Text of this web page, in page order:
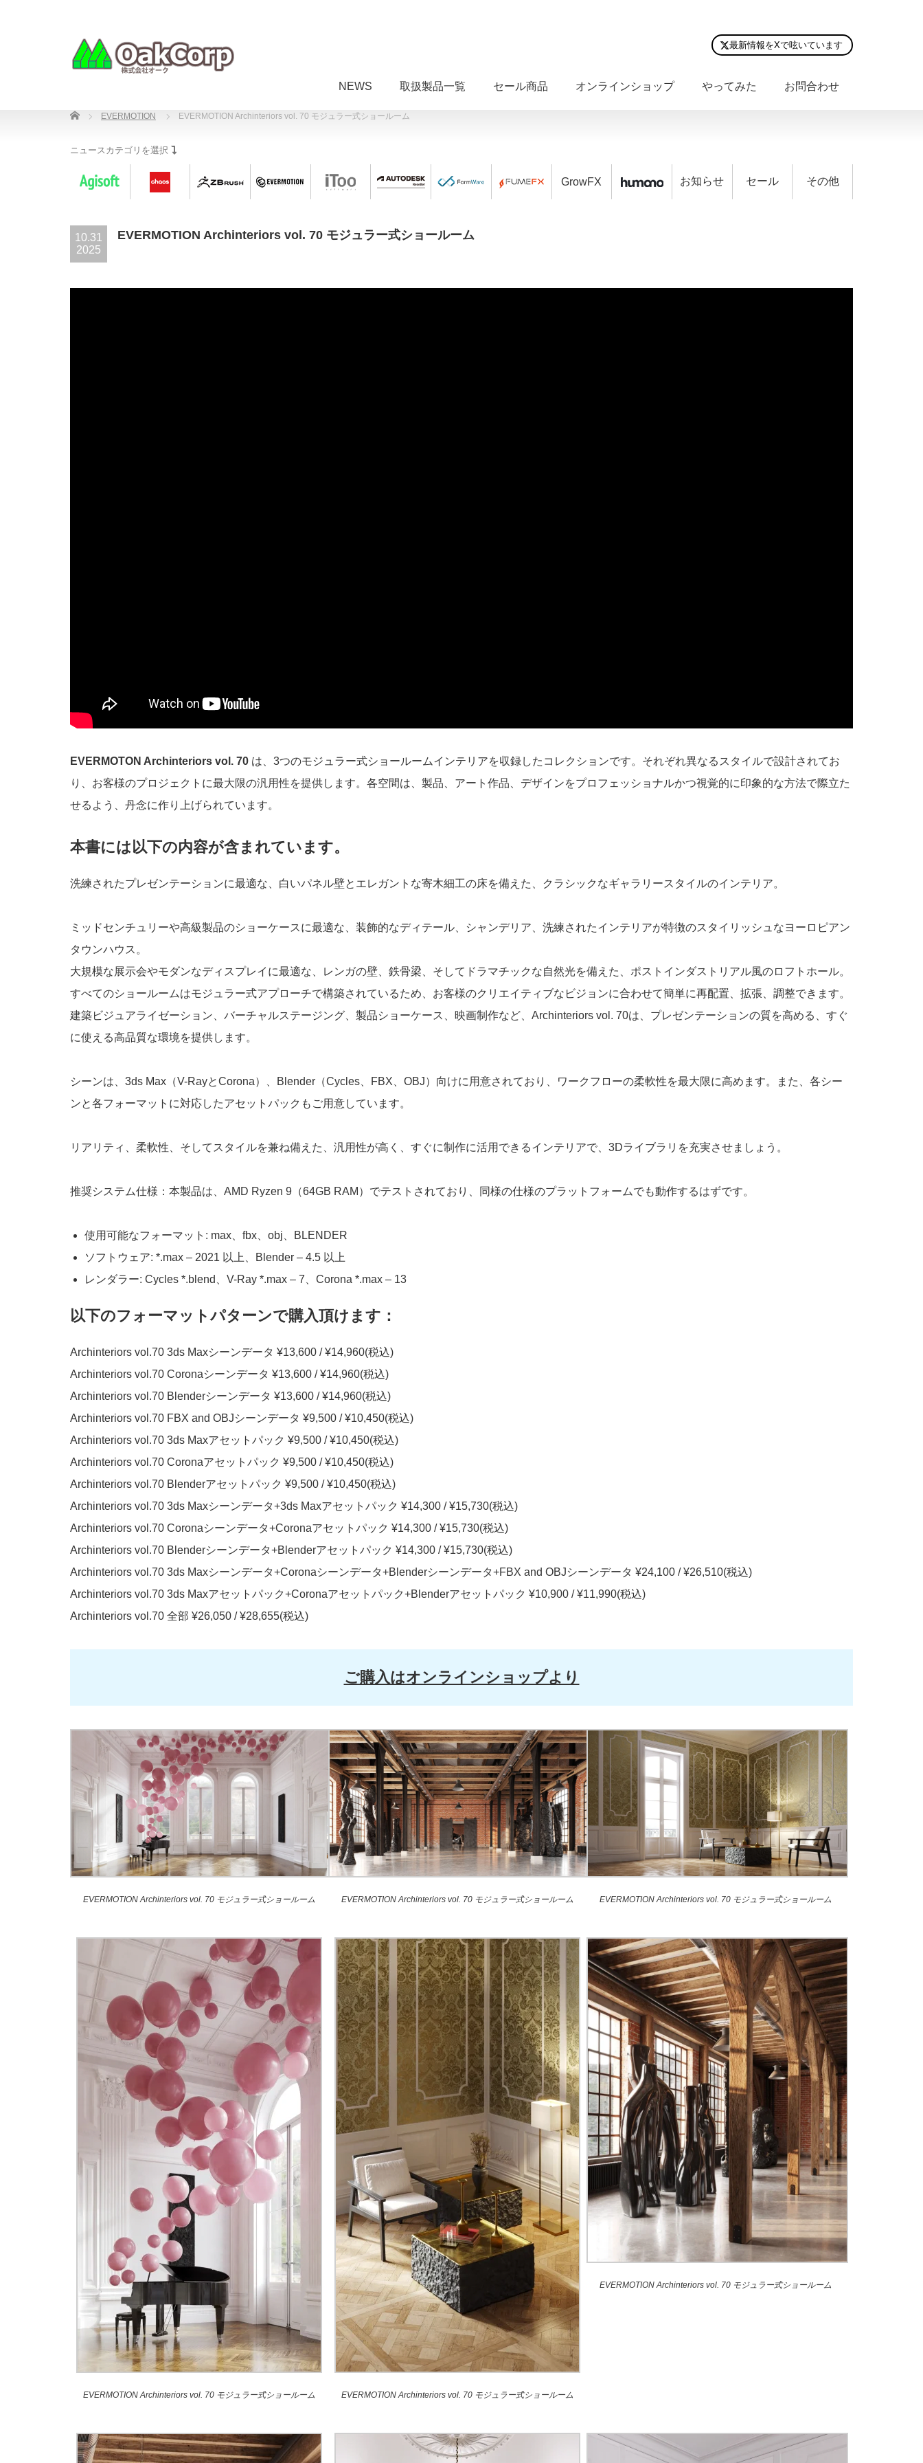
最新情報をXで呟いています
NEWS 取扱製品一覧 セール商品 オンラインショップ やってみた お問合わせ
Home EVERMOTION EVERMOTION Archinteriors vol. 70 モジュラー式ショールーム
ニュースカテゴリを選択
GrowFX お知らせ セール その他
10.31
2025
EVERMOTION Archinteriors vol. 70 モジュラー式ショールーム
EVERMOTON Archinteriors vol. 70 は、3つのモジュラー式ショールームインテリアを収録したコレクションです。それぞれ異なるスタイルで設計されてお
り、お客様のプロジェクトに最大限の汎用性を提供します。各空間は、製品、アート作品、デザインをプロフェッショナルかつ視覚的に印象的な方法で際立た
せるよう、丹念に作り上げられています。
本書には以下の内容が含まれています。
洗練されたプレゼンテーションに最適な、白いパネル壁とエレガントな寄木細工の床を備えた、クラシックなギャラリースタイルのインテリア。
ミッドセンチュリーや高級製品のショーケースに最適な、装飾的なディテール、シャンデリア、洗練されたインテリアが特徴のスタイリッシュなヨーロピアン
タウンハウス。
大規模な展示会やモダンなディスプレイに最適な、レンガの壁、鉄骨梁、そしてドラマチックな自然光を備えた、ポストインダストリアル風のロフトホール。
すべてのショールームはモジュラー式アプローチで構築されているため、お客様のクリエイティブなビジョンに合わせて簡単に再配置、拡張、調整できます。
建築ビジュアライゼーション、バーチャルステージング、製品ショーケース、映画制作など、Archinteriors vol. 70は、プレゼンテーションの質を高める、すぐ
に使える高品質な環境を提供します。
シーンは、3ds Max（V-RayとCorona）、Blender（Cycles、FBX、OBJ）向けに用意されており、ワークフローの柔軟性を最大限に高めます。また、各シー
ンと各フォーマットに対応したアセットパックもご用意しています。
リアリティ、柔軟性、そしてスタイルを兼ね備えた、汎用性が高く、すぐに制作に活用できるインテリアで、3Dライブラリを充実させましょう。
推奨システム仕様：本製品は、AMD Ryzen 9（64GB RAM）でテストされており、同様の仕様のプラットフォームでも動作するはずです。
使用可能なフォーマット: max、fbx、obj、BLENDER
ソフトウェア: *.max – 2021 以上、Blender – 4.5 以上
レンダラー: Cycles *.blend、V-Ray *.max – 7、Corona *.max – 13
以下のフォーマットパターンで購入頂けます：
Archinteriors vol.70 3ds Maxシーンデータ ¥13,600 / ¥14,960(税込)
Archinteriors vol.70 Coronaシーンデータ ¥13,600 / ¥14,960(税込)
Archinteriors vol.70 Blenderシーンデータ ¥13,600 / ¥14,960(税込)
Archinteriors vol.70 FBX and OBJシーンデータ ¥9,500 / ¥10,450(税込)
Archinteriors vol.70 3ds Maxアセットパック ¥9,500 / ¥10,450(税込)
Archinteriors vol.70 Coronaアセットパック ¥9,500 / ¥10,450(税込)
Archinteriors vol.70 Blenderアセットパック ¥9,500 / ¥10,450(税込)
Archinteriors vol.70 3ds Maxシーンデータ+3ds Maxアセットパック ¥14,300 / ¥15,730(税込)
Archinteriors vol.70 Coronaシーンデータ+Coronaアセットパック ¥14,300 / ¥15,730(税込)
Archinteriors vol.70 Blenderシーンデータ+Blenderアセットパック ¥14,300 / ¥15,730(税込)
Archinteriors vol.70 3ds Maxシーンデータ+Coronaシーンデータ+Blenderシーンデータ+FBX and OBJシーンデータ ¥24,100 / ¥26,510(税込)
Archinteriors vol.70 3ds Maxアセットパック+Coronaアセットパック+Blenderアセットパック ¥10,900 / ¥11,990(税込)
Archinteriors vol.70 全部 ¥26,050 / ¥28,655(税込)
ご購入はオンラインショップより
EVERMOTION Archinteriors vol. 70 モジュラー式ショールーム EVERMOTION Archinteriors vol. 70 モジュラー式ショールーム EVERMOTION Archinteriors vol. 70 モジュラー式ショールーム
EVERMOTION Archinteriors vol. 70 モジュラー式ショールーム EVERMOTION Archinteriors vol. 70 モジュラー式ショールーム
EVERMOTION Archinteriors vol. 70 モジュラー式ショールーム